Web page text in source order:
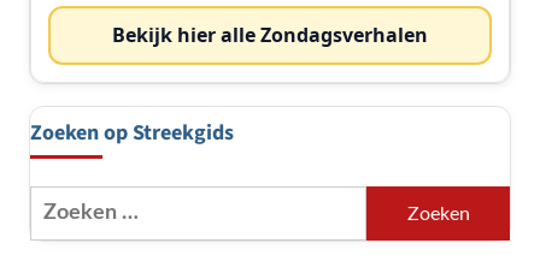
Bekijk hier alle Zondagsverhalen
Zoeken op Streekgids
Zoeken
naar: